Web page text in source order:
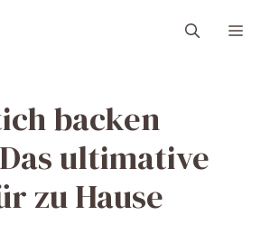
backen
ultimative
zu Hause